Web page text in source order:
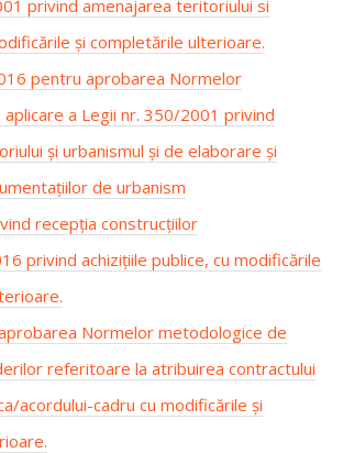
privind amenajarea teritoriului si
și completările ulterioare.
pentru aprobarea Normelor
a Legii nr. 350/2001 privind
și urbanismul și de elaborare și
de urbanism
recepția construcțiilor
privind achizițiile publice, cu modificările
Normelor metodologice de
referitoare la atribuirea contractului
acordului-cadru cu modificările și